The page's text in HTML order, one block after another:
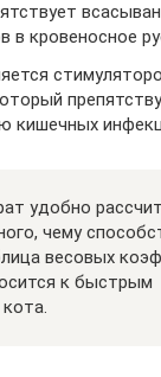
в кровеносное
кишечных
удобно
чему
весовых
к быстрым